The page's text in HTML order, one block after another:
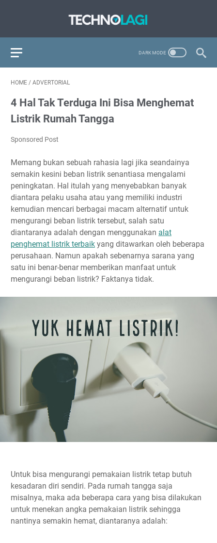
HOME / ADVERTORIAL
4 Hal Tak Terduga Ini Bisa Menghemat
Listrik Rumah Tangga
Sponsored Post
Memang bukan sebuah rahasia lagi jika seandainya
semakin kesini beban listrik senantiasa mengalami
peningkatan. Hal itulah yang menyebabkan banyak
diantara pelaku usaha atau yang memiliki industri
kemudian mencari berbagai macam alternatif untuk
mengurangi beban listrik tersebut, salah satu
diantaranya adalah dengan menggunakan alat
penghemat listrik terbaik yang ditawarkan oleh beberapa
perusahaan. Namun apakah sebenarnya sarana yang
satu ini benar-benar memberikan manfaat untuk
mengurangi beban listrik? Faktanya tidak.
Untuk bisa mengurangi pemakaian listrik tetap butuh
kesadaran diri sendiri. Pada rumah tangga saja
misalnya, maka ada beberapa cara yang bisa dilakukan
untuk menekan angka pemakaian listrik sehingga
nantinya semakin hemat, diantaranya adalah: